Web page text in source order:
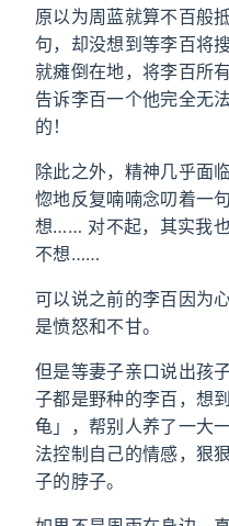
原以为周蓝就算不百般
句，却没想到等李百将
就瘫倒在地，将李百所
告诉李百一个他完全
的！
除此之外，精神几乎面
惚地反复喃喃念叨着一
想…… 对不起，其实我
不想……
可以说之前的李百因为
是愤怒和不甘。
但是等妻子亲口说出孩
子都是野种的李百，想
龟」，帮别人养了一大
法控制自己的情感，狠
子的脖子。